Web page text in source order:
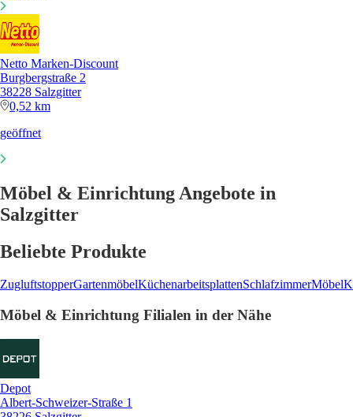
Netto Marken-Discount
Burgbergstraße 2
38228 Salzgitter
0,52 km
geöffnet
Möbel & Einrichtung Angebote in
Salzgitter
Beliebte Produkte
ZugluftstopperGartenmöbelKüchenarbeitsplattenSchlafzimmerMöbel
Möbel & Einrichtung Filialen in der Nähe
Depot
Albert-Schweizer-Straße 1